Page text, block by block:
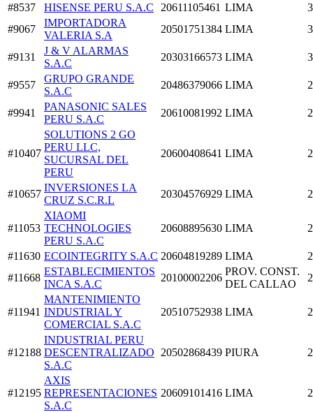
#8537 HISENSE PERU S.A.C 20611105461 LIMA
#9067
IMPORTADORA
VALERIA S.A
20501751384 LIMA
#9131
J & V ALARMAS
S.A.C
20303166573 LIMA
#9557
GRUPO GRANDE
S.A.C
20486379066 LIMA
#9941
PANASONIC SALES
PERU S.A.C
20610081992 LIMA
#10407
SOLUTIONS 2 GO
PERU LLC,
SUCURSAL DEL
PERU
20600408641 LIMA
#10657
INVERSIONES LA
CRUZ S.C.R.L
20304576929 LIMA
#11053
XIAOMI
TECHNOLOGIES
PERU S.A.C
20608895630 LIMA
#11630 ECOINTEGRITY S.A.C 20604819289 LIMA
#11668
ESTABLECIMIENTOS
INCA S.A.C
20100002206
PROV. CONST.
DEL CALLAO
#11941
MANTENIMIENTO
INDUSTRIAL Y
COMERCIAL S.A.C
20510752938 LIMA
#12188
INDUSTRIAL PERU
DESCENTRALIZADO
S.A.C
20502868439 PIURA
#12195
AXIS
REPRESENTACIONES
S.A.C
20609101416 LIMA